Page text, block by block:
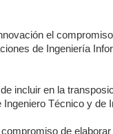
el
de Ingeniería
incluir en la
Técnico y de
de